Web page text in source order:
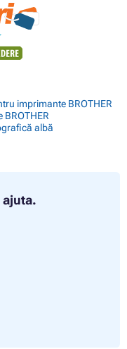
imprimante BROTHER
BROTHER
albă
ajuta.